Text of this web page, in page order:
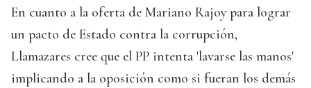
En cuanto a la oferta de Mariano Rajoy para lograr
un pacto de Estado contra la corrupción,
Llamazares cree que el PP intenta 'lavarse las manos'
implicando a la oposición como si fueran los demás